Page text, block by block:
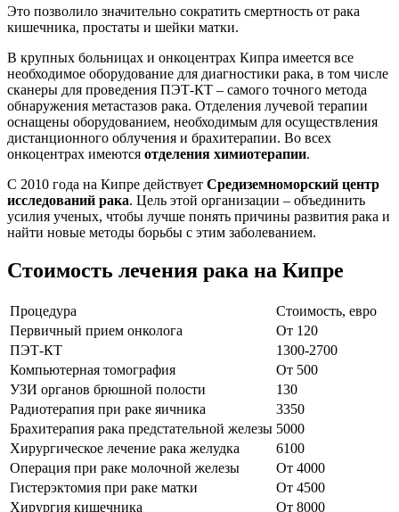
Это позволило значительно сократить смертность от рака
кишечника, простаты и шейки матки.
В крупных больницах и онкоцентрах Кипра имеется все
необходимое оборудование для диагностики рака, в том числе
сканеры для проведения ПЭТ-КТ – самого точного метода
обнаружения метастазов рака. Отделения лучевой терапии
оснащены оборудованием, необходимым для осуществления
дистанционного облучения и брахитерапии. Во всех
онкоцентрах имеются отделения химиотерапии.
С 2010 года на Кипре действует Средиземноморский центр
исследований рака. Цель этой организации – объединить
усилия ученых, чтобы лучше понять причины развития рака и
найти новые методы борьбы с этим заболеванием.
Стоимость лечения рака на Кипре
Процедура
Стоимость, евро
Первичный прием онколога
От 120
ПЭТ-КТ
1300-2700
Компьютерная томография
От 500
УЗИ органов брюшной полости
130
Радиотерапия при раке яичника
3350
Брахитерапия рака предстательной железы 5000
Хирургическое лечение рака желудка
6100
Операция при раке молочной железы
От 4000
Гистерэктомия при раке матки
От 4500
Хирургия кишечника
От 8000